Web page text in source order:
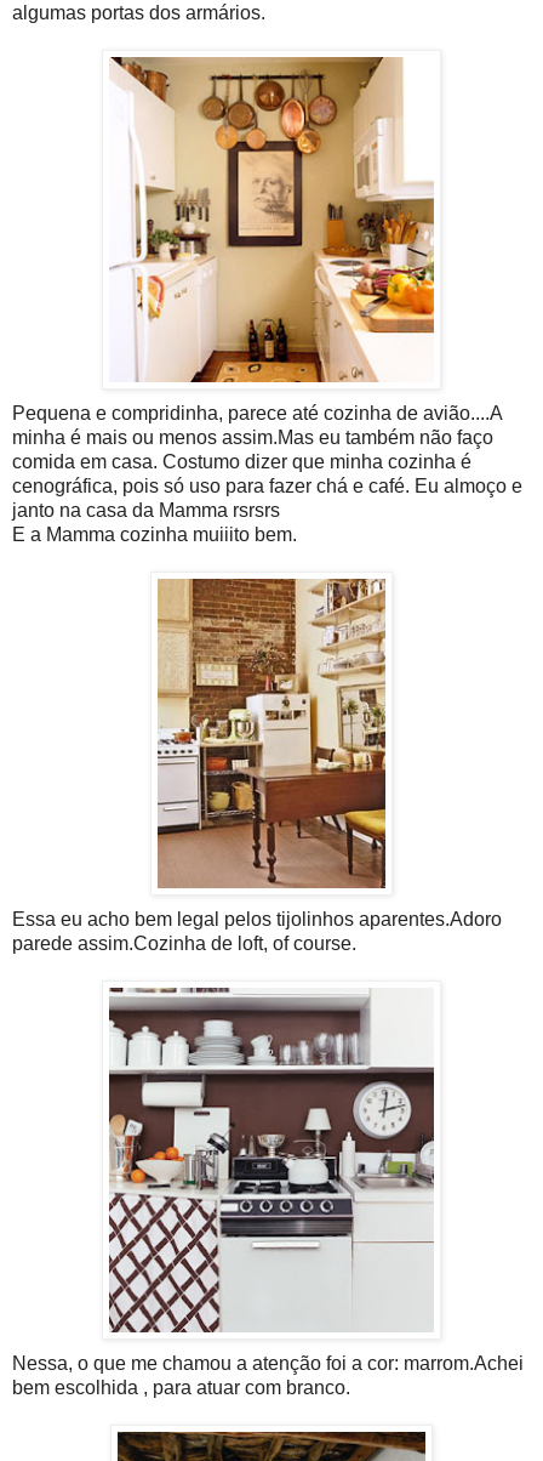
algumas portas dos armários.
Pequena e compridinha, parece até cozinha de avião....A
minha é mais ou menos assim.Mas eu também não faço
comida em casa. Costumo dizer que minha cozinha é
cenográfica, pois só uso para fazer chá e café. Eu almoço e
janto na casa da Mamma rsrsrs
E a Mamma cozinha muiiito bem.
Essa eu acho bem legal pelos tijolinhos aparentes.Adoro
parede assim.Cozinha de loft, of course.
Nessa, o que me chamou a atenção foi a cor: marrom.Achei
bem escolhida , para atuar com branco.